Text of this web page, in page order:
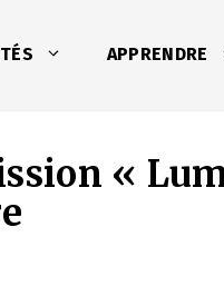
APPRENDRE
«